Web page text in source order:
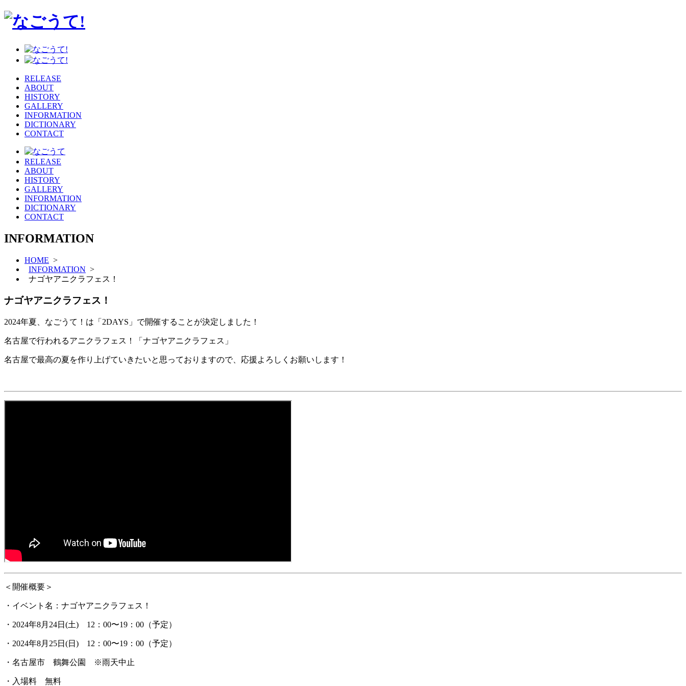
RELEASE
ABOUT
HISTORY
GALLERY
INFORMATION
DICTIONARY
CONTACT
RELEASE
ABOUT
HISTORY
GALLERY
INFORMATION
DICTIONARY
CONTACT
INFORMATION
HOME >
INFORMATION >
ナゴヤアニクラフェス！
ナゴヤアニクラフェス！
2024年夏、なごうて！は「2DAYS」で開催することが決定しました！
名古屋で行われるアニクラフェス！「ナゴヤアニクラフェス」
名古屋で最高の夏を作り上げていきたいと思っておりますので、応援よろしくお願いします！
＜開催概要＞
・イベント名：ナゴヤアニクラフェス！
・2024年8月24日(土) 12：00〜19：00（予定）
・2024年8月25日(日) 12：00〜19：00（予定）
・名古屋市 鶴舞公園 ※雨天中止
・入場料 無料